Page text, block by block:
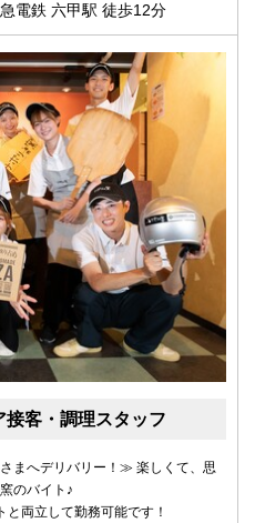
電鉄 六甲駅 徒歩12分
客・調理スタッフ
まへデリバリー！≫ 楽しくて、思
のバイト♪
両立して勤務可能です！